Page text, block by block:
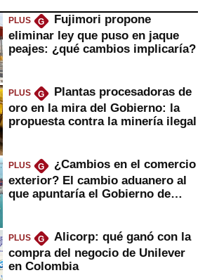
PLUS G
Fujimori propone
eliminar ley que puso en jaque
peajes: ¿qué cambios implicaría?
PLUS G
Plantas procesadoras de
oro en la mira del Gobierno: la
propuesta contra la minería ilegal
PLUS G
¿Cambios en el comercio
exterior? El cambio aduanero al
que apuntaría el Gobierno de
PLUS G
Alicorp: qué ganó con la
compra del negocio de Unilever
en Colombia